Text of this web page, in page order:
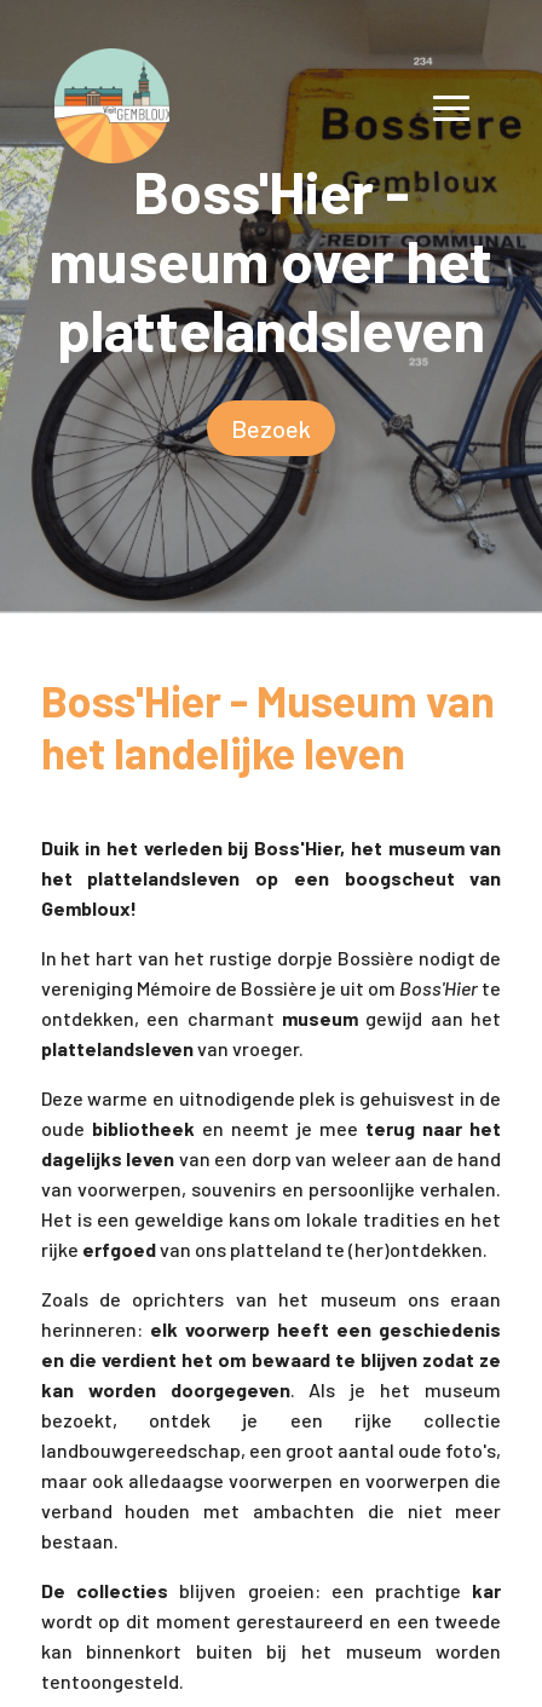
Boss'Hier -
museum over het
plattelandsleven
Bezoek
Boss'Hier - Museum van
het landelijke leven
Duik in het verleden bij Boss'Hier, het museum van
het plattelandsleven op een boogscheut van
Gembloux!
In het hart van het rustige dorpje Bossière nodigt de
vereniging Mémoire de Bossière je uit om Boss'Hier te
ontdekken, een charmant museum gewijd aan het
plattelandslevenvan vroeger.
Deze warme en uitnodigende plek is gehuisvest in de
oude bibliotheek en neemt je mee terug naar het
dagelijks leven van een dorp van weleer aan de hand
van voorwerpen, souvenirs en persoonlijke verhalen.
Het is een geweldige kans om lokale tradities en het
rijke erfgoedvan ons platteland te (her)ontdekken.
Zoals de oprichters van het museum ons eraan
herinneren: elk voorwerp heeft een geschiedenis
en die verdient het om bewaard te blijven zodat ze
kan worden doorgegeven. Als je het museum
bezoekt, ontdek je een rijke collectie
landbouwgereedschap, een groot aantal oude foto's,
maar ook alledaagse voorwerpen en voorwerpen die
verband houden met ambachten die niet meer
bestaan.
De collecties blijven groeien: een prachtige kar
wordt op dit moment gerestaureerd en een tweede
kan binnenkort buiten bij het museum worden
tentoongesteld.